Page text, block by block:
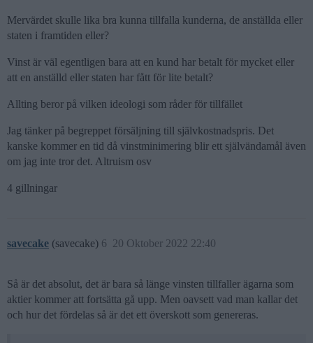
Mervärdet skulle lika bra kunna tillfalla kunderna, de anställda eller
staten i framtiden eller?
Vinst är väl egentligen bara att en kund har betalt för mycket eller
att en anställd eller staten har fått för lite betalt?
Allting beror på vilken ideologi som råder för tillfället
Jag tänker på begreppet försäljning till självkostnadspris. Det
kanske kommer en tid då vinstminimering blir ett självändamål även
om jag inte tror det. Altruism osv
4 gillningar
savecake (savecake) 20 Oktober 2022 22:40
6
Så är det absolut, det är bara så länge vinsten tillfaller ägarna som
aktier kommer att fortsätta gå upp. Men oavsett vad man kallar det
och hur det fördelas så är det ett överskott som genereras.